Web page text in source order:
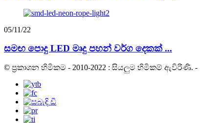
05/11/22
සමඟ පොදු LED මෘදු පහන් වර්ග දෙකක් ...
© ප්‍රකාශන හිමිකම - 2010-2022 : සියලුම හිමිකම් ඇවිරිණි. -